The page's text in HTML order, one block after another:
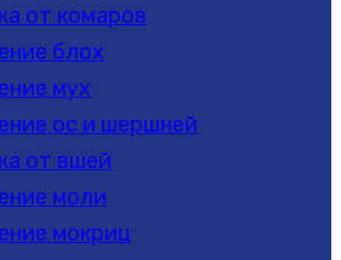
от комаров
блох
мух
ос и шершней
от вшей
моли
мокриц